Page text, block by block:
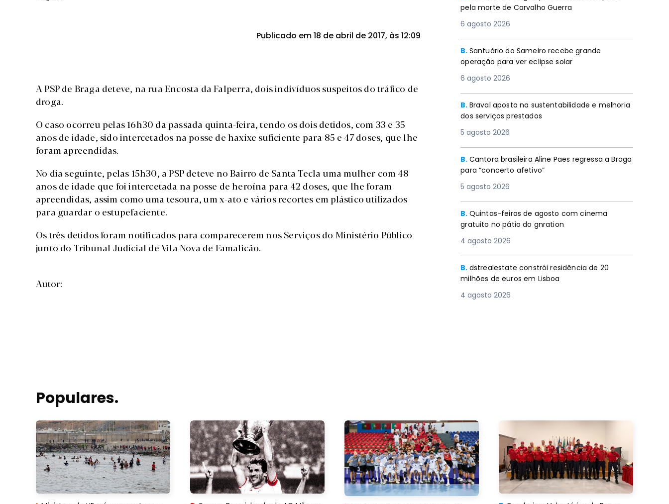
Publicado em 18 de abril de 2017, às 12:09
A PSP de Braga deteve, na rua Encosta da Falperra, dois indivíduos suspeitos do tráfico de
droga.
O caso ocorreu pelas 16h30 da passada quinta-feira, tendo os dois detidos, com 33 e 35
anos de idade, sido intercetados na posse de haxixe suficiente para 85 e 47 doses, que lhe
foram apreendidas.
No dia seguinte, pelas 15h30, a PSP deteve no Bairro de Santa Tecla uma mulher com 48
anos de idade que foi intercetada na posse de heroína para 42 doses, que lhe foram
apreendidas, assim como uma tesoura, um x-ato e vários recortes em plástico utilizados
para guardar o estupefaciente.
Os três detidos foram notificados para comparecerem nos Serviços do Ministério Público
junto do Tribunal Judicial de Vila Nova de Famalicão.
Autor:
pela morte de Carvalho Guerra
6 agosto 2026
B. Santuário do Sameiro recebe grande
operação para ver eclipse solar
6 agosto 2026
B. Braval aposta na sustentabilidade e melhoria
dos serviços prestados
5 agosto 2026
B. Cantora brasileira Aline Paes regressa a Braga
para “concerto afetivo”
5 agosto 2026
B. Quintas-feiras de agosto com cinema
gratuito no pátio do gnration
4 agosto 2026
B. dstrealestate constrói residência de 20
milhões de euros em Lisboa
4 agosto 2026
Populares.